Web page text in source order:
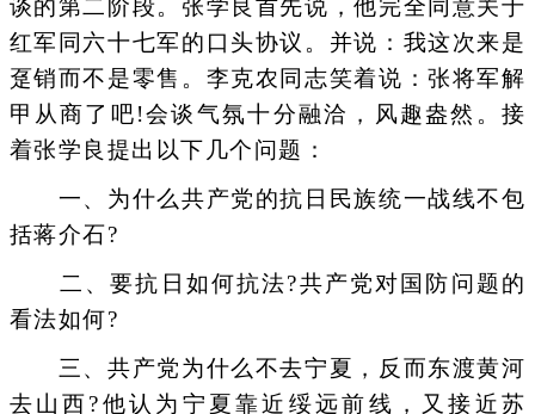
谈的第二阶段。张学良首先说，他完全同意关于
红军同六十七军的口头协议。并说：我这次来是
趸销而不是零售。李克农同志笑着说：张将军解
甲从商了吧!会谈气氛十分融洽，风趣盎然。接
着张学良提出以下几个问题：
一、为什么共产党的抗日民族统一战线不包
括蒋介石?
二、要抗日如何抗法?共产党对国防问题的
看法如何?
三、共产党为什么不去宁夏，反而东渡黄河
去山西?他认为宁夏靠近绥远前线，又接近苏